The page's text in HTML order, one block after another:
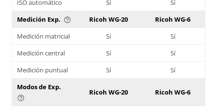
ISO automático Sí
Sí
Medición Exp. help_outline Ricoh WG-20
Ricoh WG-6
Medición matricial
Sí
Sí
Medición central
Sí
Sí
Medición puntual
Sí
Sí
Modos de Exp.
help_outline
Ricoh WG-20 Ricoh WG-6